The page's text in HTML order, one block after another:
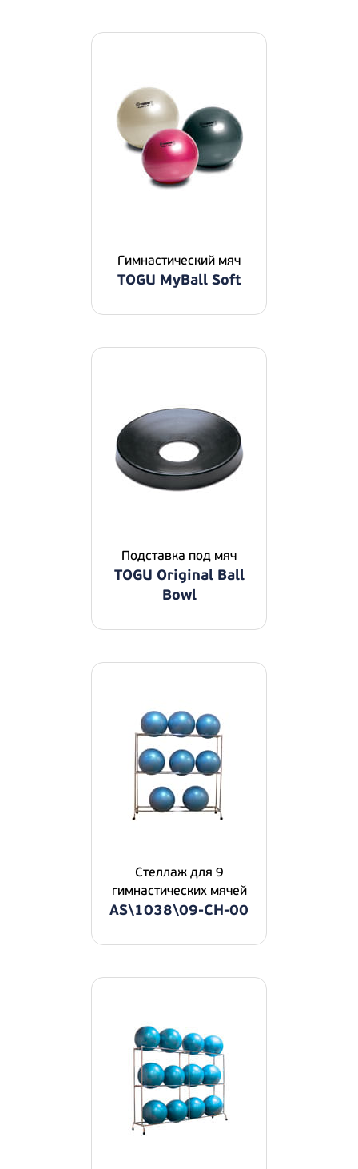
Гимнастический мяч
TOGU MyBall Soft
Подставка под мяч
TOGU Original Ball
Bowl
Стеллаж для 9
гимнастических мячей
AS\1038\09-CH-00